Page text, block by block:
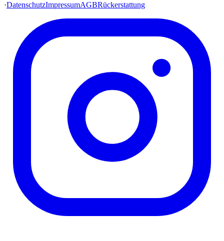
·DatenschutzImpressumAGBRückerstattung